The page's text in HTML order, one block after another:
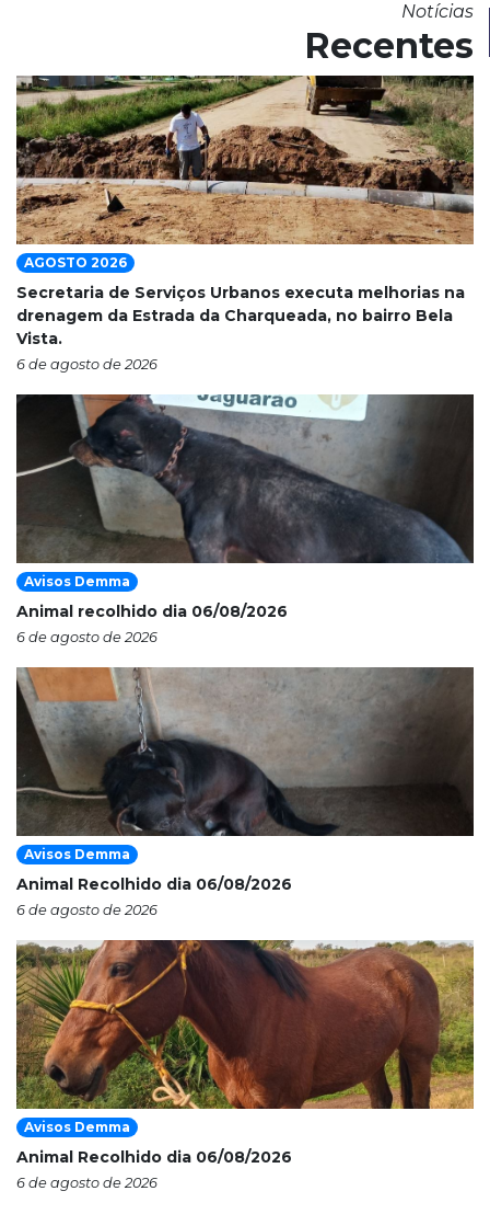
Notícias
Recentes
AGOSTO 2026
Secretaria de Serviços Urbanos executa melhorias na
drenagem da Estrada da Charqueada, no bairro Bela
Vista.
6 de agosto de 2026
Avisos Demma
Animal recolhido dia 06/08/2026
6 de agosto de 2026
Avisos Demma
Animal Recolhido dia 06/08/2026
6 de agosto de 2026
Avisos Demma
Animal Recolhido dia 06/08/2026
6 de agosto de 2026